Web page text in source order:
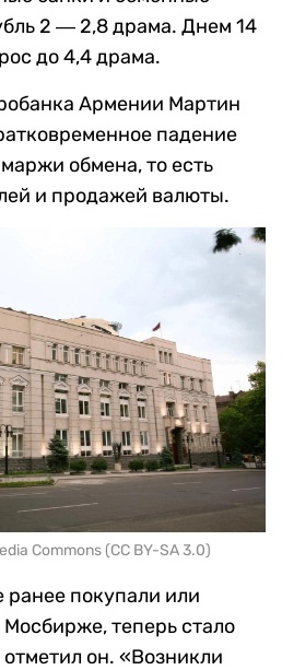
2 ― 2,8 драма. Днем 14
до 4,4 драма.
Армении Мартин
падение
обмена, то есть
и продажей валюты.
Commons (CC BY-SA 3.0)
покупали или
теперь стало
он. «Возникли